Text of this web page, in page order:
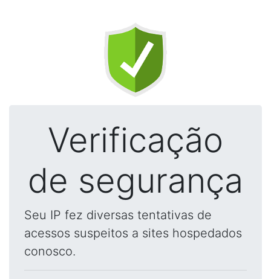
Verificação
de segurança
Seu IP fez diversas tentativas de
acessos suspeitos a sites hospedados
conosco.